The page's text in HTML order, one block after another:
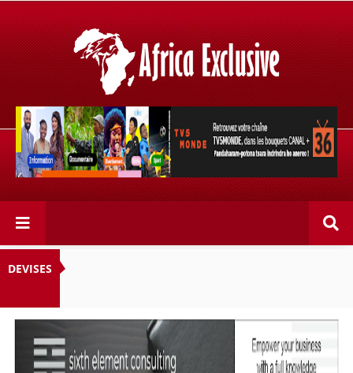
Retrouvez votre chaîne @TV5MONDE, dans les bouquets
CANAL+ 36 . Fandaharam-potoana tsara indrindra ho
anareo!
DEVISES